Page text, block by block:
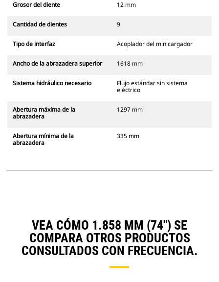
Grosor del diente 12 mm
Cantidad de dientes 9
Tipo de interfaz Acoplador del minicargador
Ancho de la abrazadera superior 1618 mm
Sistema hidráulico necesario
Flujo estándar sin sistema
eléctrico
Abertura máxima de la
abrazadera
1297 mm
Abertura mínima de la
abrazadera
335 mm
VEA CÓMO 1.858 MM (74") SE
COMPARA OTROS PRODUCTOS
CONSULTADOS CON FRECUENCIA.